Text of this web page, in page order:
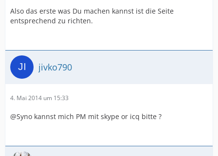
Also das erste was Du machen kannst ist die Seite
entsprechend zu richten.
jivko790
4. Mai 2014 um 15:33
@Syno kannst mich PM mit skype or icq bitte ?